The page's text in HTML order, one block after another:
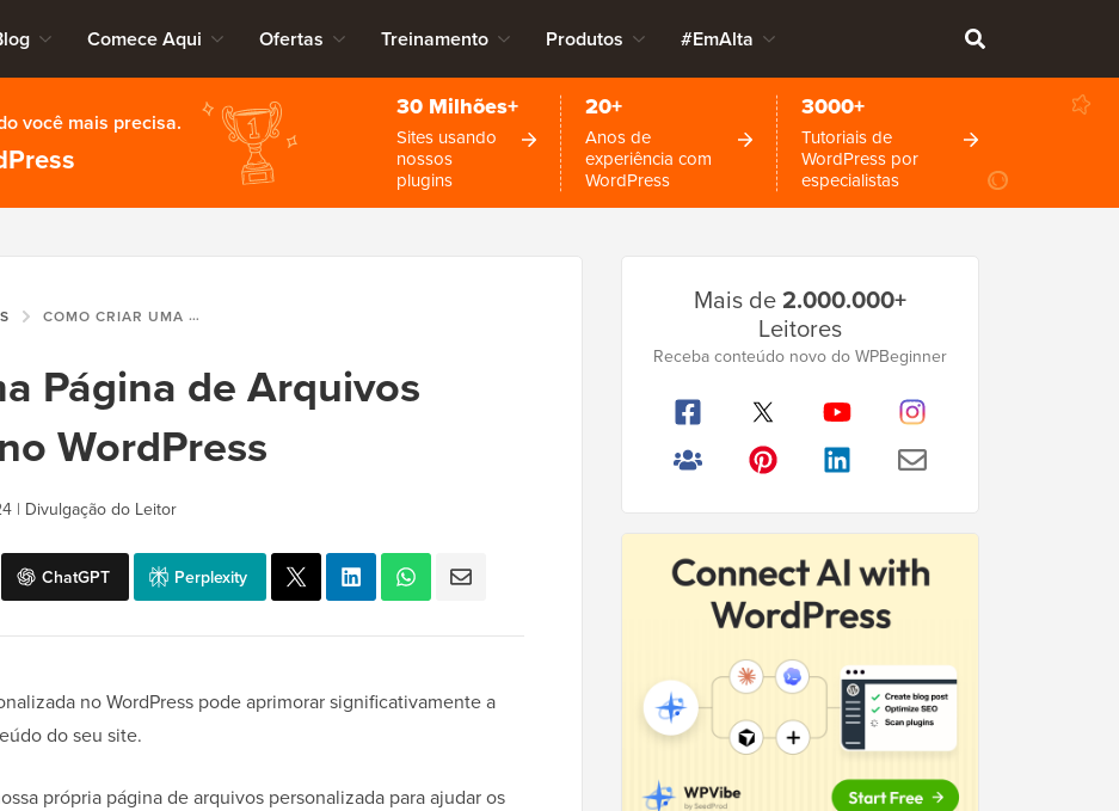
Comece Aqui Ofertas Treinamento Produtos #EmAlta
você mais precisa.
30 Milhões+
Sites usando
nossos
plugins
20+
Anos de
experiência com
WordPress
3000+
Tutoriais de
WordPress por
especialistas
COMO CRIAR UMA PÁGINA DE ARQUIVOS PERSONALIZADA NO WORDPRESS
Página de Arquivos
WordPress
| Divulgação do Leitor
ChatGPT Perplexity
no WordPress pode aprimorar significativamente a
do seu site.
própria página de arquivos personalizada para ajudar os
Lateral
Principal
Mais de2.000.000+
Leitores
Receba conteúdo novo do WPBeginner